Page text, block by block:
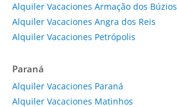
Alquiler Vacaciones Armação dos Búzios
Alquiler Vacaciones Angra dos Reis
Alquiler Vacaciones Petrópolis
Paraná
Alquiler Vacaciones Paraná
Alquiler Vacaciones Matinhos